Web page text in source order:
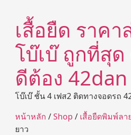
เสื้อยืด ราคา
โบ๊เบ๊ ถูกที่สุ
ดีต้อง 42dan
โบ๊เบ๊ ชั้น 4 เฟส2 ติดทางจอดรถ
หน้าหลัก /Shop / เสื้อยืดพิมพ์ลา
ยาว